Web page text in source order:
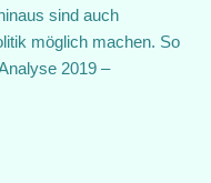
sind auch
möglich machen. So
2019 –